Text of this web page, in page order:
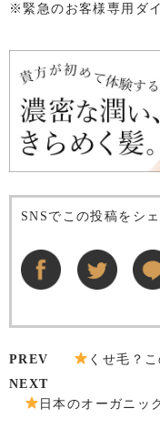
※緊急のお客様専用ダイ
SNSでこの投稿をシ
PREV
くせ毛？
NEXT
日本のオーガニッ